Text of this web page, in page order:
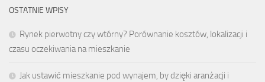
OSTATNIE WPISY
Rynek pierwotny czy wtórny? Porównanie kosztów, lokalizacji i
czasu oczekiwania na mieszkanie
Jak ustawić mieszkanie pod wynajem, by dzięki aranżacji i